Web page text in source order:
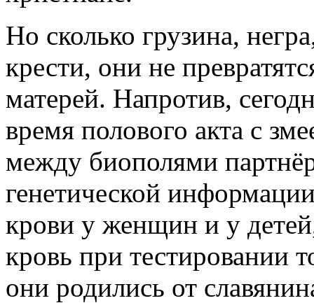
Но сколько грузина,
крести, они не
матерей. Напротив,
время полового акта с
между биополями
генетической
крови у женщин и у
кровь при тестировании
они родились от